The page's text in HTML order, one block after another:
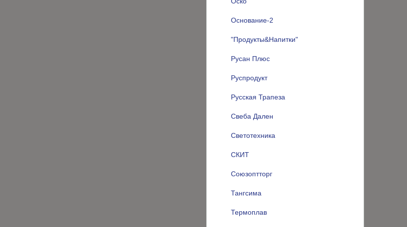
Основание-2
"Продукты&Напитки"
Русан Плюс
Руспродукт
Русская Трапеза
Свеба Дален
Светотехника
СКИТ
Союзоптторг
Тангсима
Термоплав